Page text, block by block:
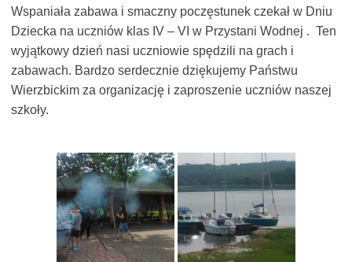
Wspaniała zabawa i smaczny poczęstunek czekał w Dniu
Dziecka na uczniów klas IV – VI w Przystani Wodnej . Ten
wyjątkowy dzień nasi uczniowie spędzili na grach i
zabawach. Bardzo serdecznie dziękujemy Państwu
Wierzbickim za organizację i zaproszenie uczniów naszej
szkoły.